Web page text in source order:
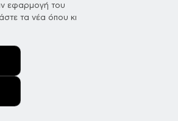
εφαρμογή του
τα νέα όπου κι